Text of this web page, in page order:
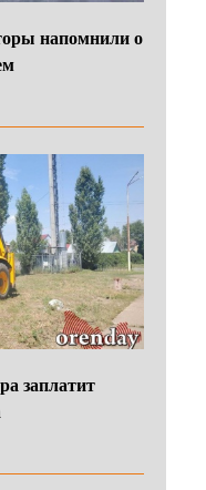
напомнили о
заплатит